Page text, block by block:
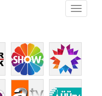
Toggle